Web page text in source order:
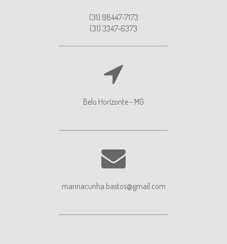
(31) 98447-7173
(31) 3347-6373
Belo Horizonte - MG
marinacunha.bastos@gmail.com